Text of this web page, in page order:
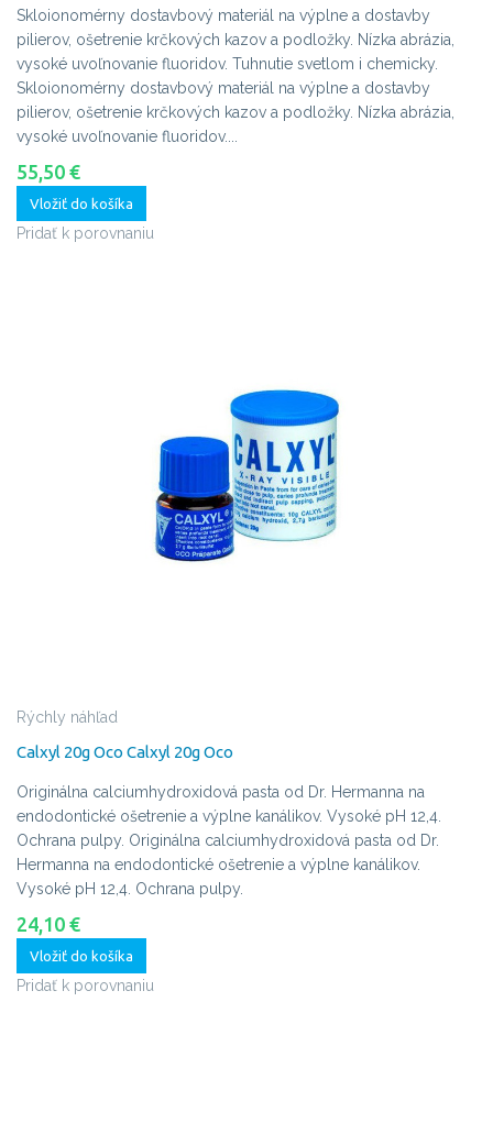
Skloionomérny dostavbový materiál na výplne a dostavby
pilierov, ošetrenie krčkových kazov a podložky. Nízka abrázia,
vysoké uvoľnovanie fluoridov. Tuhnutie svetlom i chemicky.
Skloionomérny dostavbový materiál na výplne a dostavby
pilierov, ošetrenie krčkových kazov a podložky. Nízka abrázia,
vysoké uvoľnovanie fluoridov....
55,50 €
Vložiť do košíka
Pridať k porovnaniu
Rýchly náhľad
Calxyl 20g Oco Calxyl 20g Oco
Originálna calciumhydroxidová pasta od Dr. Hermanna na
endodontické ošetrenie a výplne kanálikov. Vysoké pH 12,4.
Ochrana pulpy. Originálna calciumhydroxidová pasta od Dr.
Hermanna na endodontické ošetrenie a výplne kanálikov.
Vysoké pH 12,4. Ochrana pulpy.
24,10 €
Vložiť do košíka
Pridať k porovnaniu